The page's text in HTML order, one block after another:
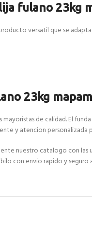
fulano 23kg
versatil que se
23kg
de calidad. El
y atencion personalizada
nuestro catalogo con las
con envio rapido y seguro